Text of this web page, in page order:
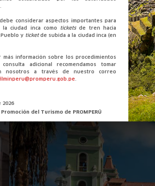
considerar aspectos importantes para
ciudad inca como ticketsde tren hacia
Pueblo y ticketde subida a la ciudad inca (en
más información sobre los procedimientos
adicional recomendamos tomar
nosotros a través de nuestro correo
.
2026
del Turismo de PROMPERÚ
que te